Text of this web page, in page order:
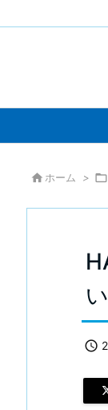
 ホーム > 
い
